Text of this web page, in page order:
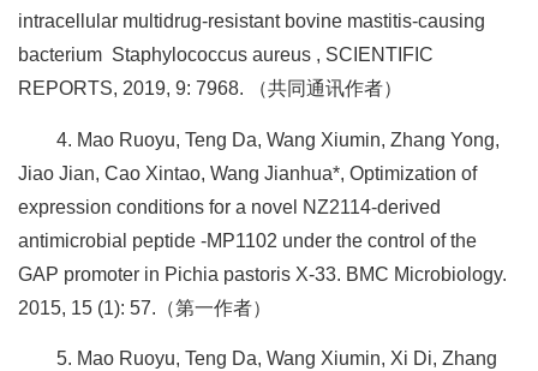
intracellular multidrug-resistant bovine mastitis-causing
bacterium Staphylococcus aureus , SCIENTIFIC
REPORTS, 2019, 9: 7968. （共同通讯作者）
4. Mao Ruoyu, Teng Da, Wang Xiumin, Zhang Yong,
Jiao Jian, Cao Xintao, Wang Jianhua*, Optimization of
expression conditions for a novel NZ2114-derived
antimicrobial peptide -MP1102 under the control of the
GAP promoter in Pichia pastoris X-33. BMC Microbiology.
2015, 15 (1): 57.（第一作者）
5. Mao Ruoyu, Teng Da, Wang Xiumin, Xi Di, Zhang